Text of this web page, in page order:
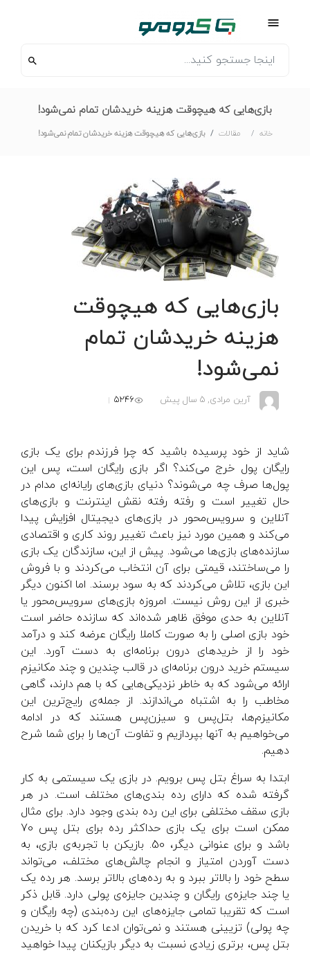
بازی‌هایی که هیچوقت هزینه خریدشان تمام نمی‌شود!
خانه مقالات بازی‌هایی که هیچوقت هزینه خریدشان تمام نمی‌شود!
بازی‌هایی که هیچوقت
هزینه خریدشان تمام
نمی‌شود!
آرین مرادی, 5 سال پیش 5246
شاید از خود پرسیده باشید که چرا فرزندم برای یک بازی
رایگان پول خرج می‌کند؟ اگر بازی رایگان است، پس این
پول‌ها صرف چه می‌شوند؟ دنیای بازی‌های رایانه‌ای مدام در
حال تغییر است و رفته رفته نقش اینترنت و بازی‌های
آنلاین و سرویس‌محور در بازی‌های دیجیتال افزایش پیدا
می‌کند و همین مورد نیز باعث تغییر روند کاری و اقتصادی
سازنده‌های بازی‌ها می‌شود. پیش از این، سازندگان یک بازی
را می‌ساختند، قیمتی برای آن انتخاب می‌کردند و با فروش
این بازی، تلاش می‌کردند که به سود برسند. اما اکنون دیگر
خبری از این روش نیست. امروزه بازی‌های سرویس‌محور یا
آنلاین به حدی موفق ظاهر شده‌اند که سازنده حاضر است
خود بازی اصلی را به صورت کاملا رایگان عرضه کند و درآمد
خود را از خریدهای درون برنامه‌ای به دست آورد. این
سیستم خرید درون برنامه‌ای در قالب چندین و چند مکانیزم
ارائه می‌شود که به خاطر نزدیکی‌هایی که با هم دارند، گاهی
مخاطب را به اشتباه می‌اندازند. از جمله‌ی رایج‌ترین این
مکانیزم‌ها، بتل‌پس و سیزن‌پس هستند که در ادامه
می‌خواهیم به آنها بپردازیم و تفاوت آن‌ها را برای شما شرح
دهیم.
ابتدا به سراغ بتل پس برویم. در بازی یک سیستمی به کار
گرفته شده که دارای رده بندی‌های مختلف است. در هر
بازی سقف مختلفی برای این رده بندی وجود دارد. برای مثال
ممکن است برای یک بازی حداکثر رده برای بتل پس 70
باشد و برای عنوانی دیگر، 50. بازیکن با تجربه‌ی بازی، به
دست آوردن امتیاز و انجام چالش‌های مختلف، می‌تواند
سطح خود را بالاتر ببرد و به رده‌های بالاتر برسد. هر رده یک
یا چند جایزه‌ی رایگان و چندین جایزه‌ی پولی دارد. قابل ذکر
است که تقریبا تمامی جایزه‌های این رده‌بندی (چه رایگان و
چه پولی) تزیینی هستند و نمی‌توان ادعا کرد که با خریدن
بتل پس، برتری زیادی نسبت به دیگر بازیکنان پیدا خواهید